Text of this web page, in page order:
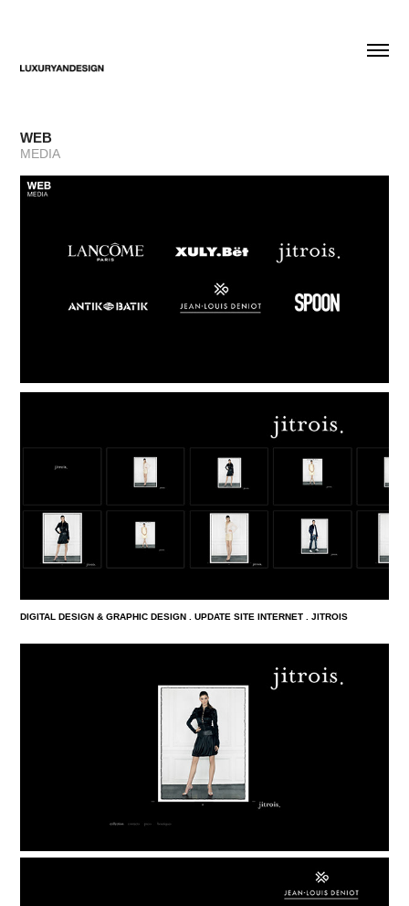
WEB
MEDIA
DIGITAL DESIGN & GRAPHIC DESIGN . UPDATE SITE INTERNET . JITROIS